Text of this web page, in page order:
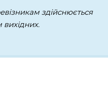
здійснюється